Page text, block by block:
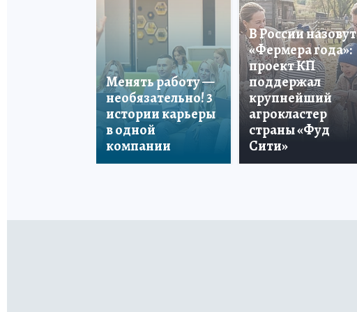
Менять работу —
необязательно! 3
истории карьеры
в одной
компании
В России назовут
«Фермера года»:
проект КП
поддержал
крупнейший
агрокластер
страны «Фуд
Сити»